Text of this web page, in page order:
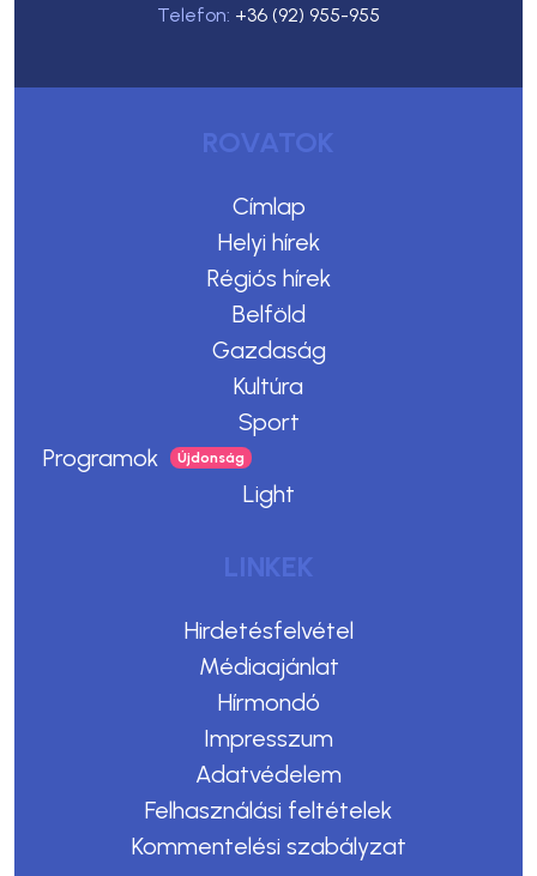
Telefon: +36 (92) 955-955
ROVATOK
Címlap
Helyi hírek
Régiós hírek
Belföld
Gazdaság
Kultúra
Sport
Programok
Light
LINKEK
Hirdetésfelvétel
Médiaajánlat
Hírmondó
Impresszum
Adatvédelem
Felhasználási feltételek
Kommentelési szabályzat